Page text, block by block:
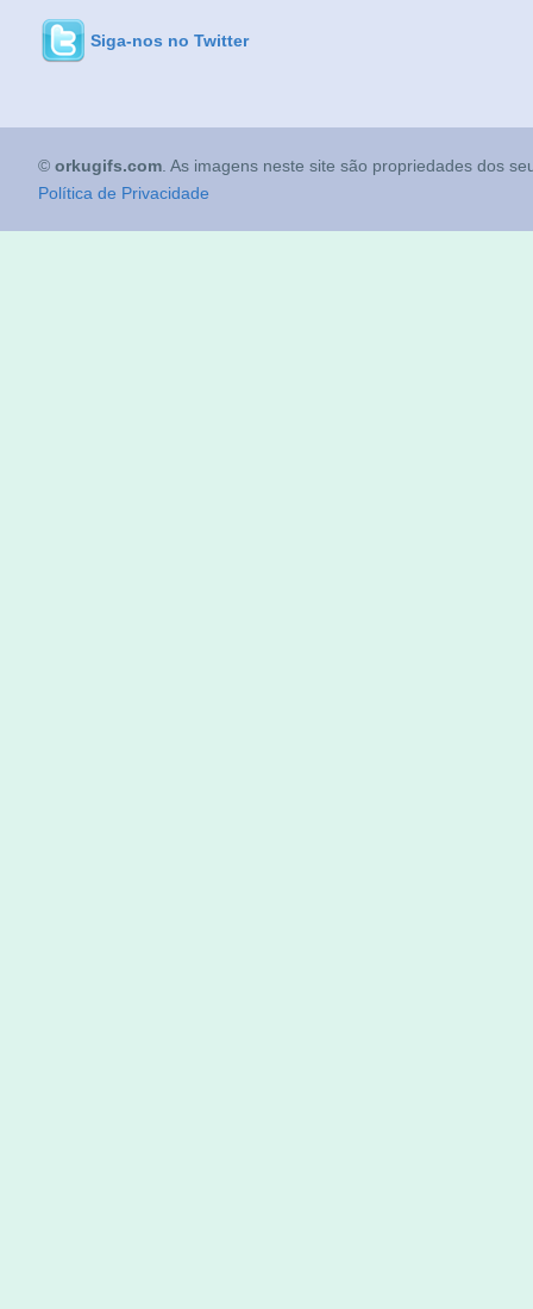
Siga-nos no Twitter
© orkugifs.com . As imagens neste site são propriedades dos
Política de Privacidade